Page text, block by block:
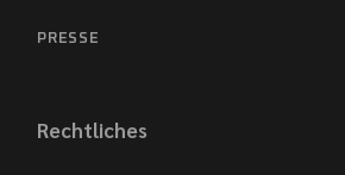
PRESSE
Rechtliches